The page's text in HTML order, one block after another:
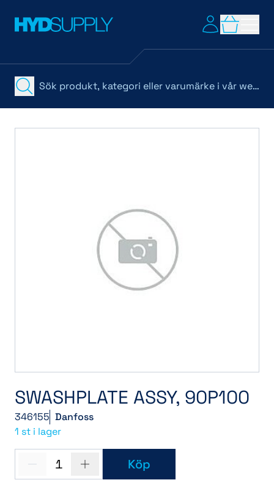
SWASHPLATE ASSY, 90P100
346155 Danfoss
1 st i lager
1 Köp